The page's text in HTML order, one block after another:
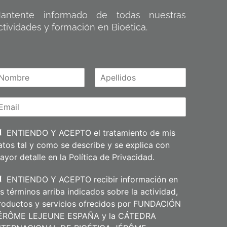
informado de todas nuestras
y formación en Bioética.
p
l
i
o
s
ENTIENDO Y ACEPTO el tratamiento de mis
tal y como se describe y se explica con
detalle en la Política de Privacidad.
ENTIENDO Y ACEPTO recibir información en
términos arriba indicados sobre la actividad,
y servicios ofrecidos por FUNDACIÓN
LEJEUNE ESPAÑA y la CÁTEDRA